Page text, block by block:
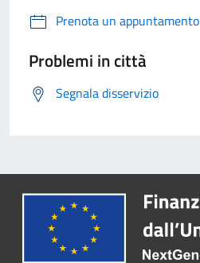
Prenota un appuntamento
Problemi in città
Segnala disservizio